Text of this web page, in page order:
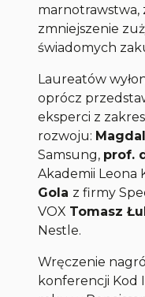
marnotrawstwa,
zmniejszenie
świadomych
Laureatów
oprócz
eksperci z
rozwoju:
Samsung, prof.
Akademii Leona
Gola z firmy
VOX Tomasz
Nestle.
Wręczenie
konferencji Kod